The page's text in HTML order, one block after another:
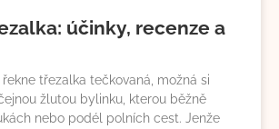
účinky, recenze a
třezalka tečkovaná, možná si
žlutou bylinku, kterou běžně
nebo podél polních cest. Jenže